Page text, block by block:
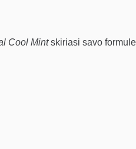
Cool Mintskiriasi savo